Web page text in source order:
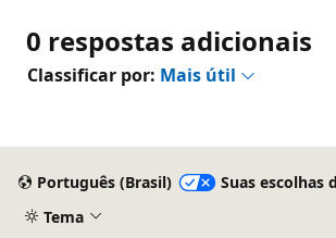
0 respostas adicionais
Classificar por: Mais útil
Português (Brasil)
Suas escolhas
Tema